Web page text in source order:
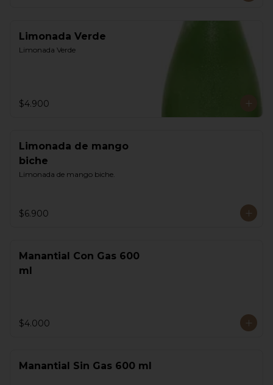
Limonada Verde
Limonada Verde
$4.900
Limonada de mango
biche
Limonada de mango biche.
$6.900
Manantial Con Gas 600
ml
$4.000
Manantial Sin Gas 600 ml